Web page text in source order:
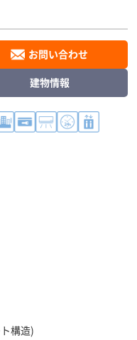
構造)
お問い合わせ
建物情報